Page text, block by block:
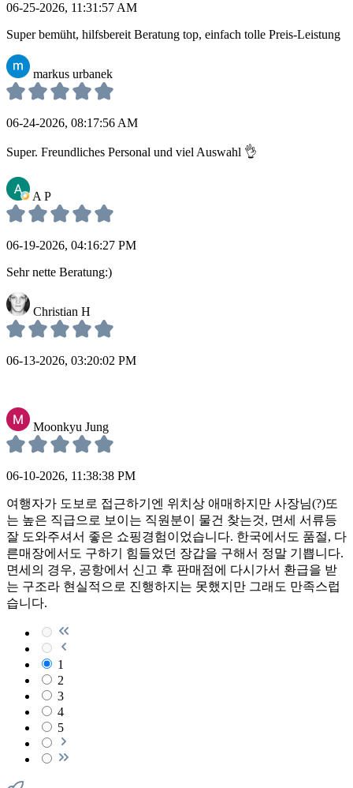
06-25-2026, 11:31:57 AM
Super bemüht, hilfsbereit Beratung top, einfach tolle Preis-Leistung
markus urbanek
06-24-2026, 08:17:56 AM
Super. Freundliches Personal und viel Auswahl 👌
A P
06-19-2026, 04:16:27 PM
Sehr nette Beratung:)
Christian H
06-13-2026, 03:20:02 PM
Moonkyu Jung
06-10-2026, 11:38:38 PM
여행자가 도보로 접근하기엔 위치상 애매하지만 사장님(?)또
는 높은 직급으로 보이는 직원분이 물건 찾는것, 면세 서류등
잘 도와주셔서 좋은 쇼핑경험이었습니다. 한국에서도 품절, 다
른매장에서도 구하기 힘들었던 장갑을 구해서 정말 기쁩니다.
면세의 경우, 공항에서 신고 후 판매점에 다시가서 환급을 받
는 구조라 현실적으로 진행하지는 못했지만 그래도 만족스럽
습니다.
1
2
3
4
5